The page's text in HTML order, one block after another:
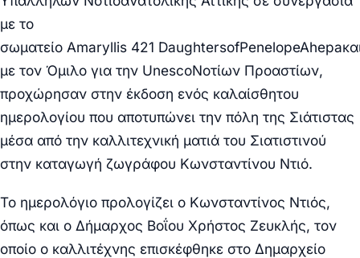
με το
σωματείο Amaryllis 421 DaughtersofPenelopeAhepa
με τον Όμιλο για την UnescoΝοτίων Προαστίων,
προχώρησαν στην έκδοση ενός καλαίσθητου
ημερολογίου που αποτυπώνει την πόλη της Σιάτιστας
μέσα από την καλλιτεχνική ματιά του Σιατιστινού
στην καταγωγή ζωγράφου Κωνσταντίνου Ντιό.
Το ημερολόγιο προλογίζει ο Κωνσταντίνος Ντιός,
όπως και ο Δήμαρχος Βοΐου Χρήστος Ζευκλής, τον
οποίο ο καλλιτέχνης επισκέφθηκε στο Δημαρχείο